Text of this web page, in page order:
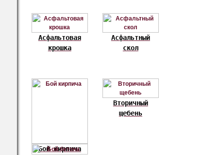
Асфальтовая
крошка
Асфальтный
скол
Бой кирпича
Вторичный
щебень